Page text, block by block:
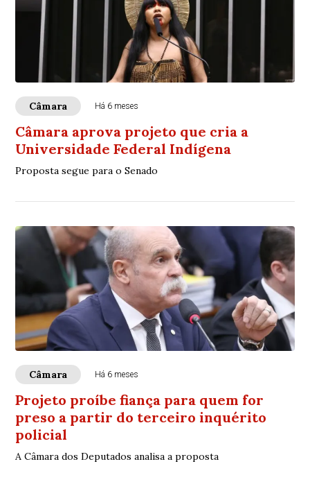
Câmara Há 6 meses
Câmara aprova projeto que cria a
Universidade Federal Indígena
Proposta segue para o Senado
Câmara Há 6 meses
Projeto proíbe fiança para quem for
preso a partir do terceiro inquérito
policial
A Câmara dos Deputados analisa a proposta